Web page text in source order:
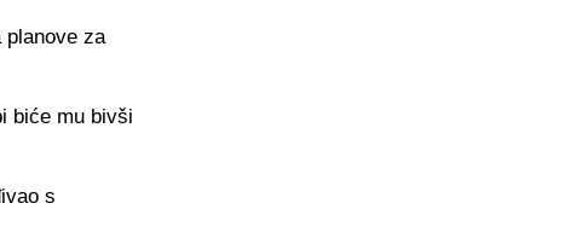
planove za
biće mu bivši
s